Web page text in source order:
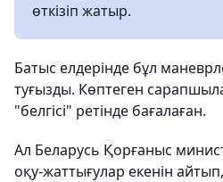
өткізіп жатыр.
Батыс елдерінде бұл
туғызды. Көптеген
"белгісі" ретінде бағалаған.
Ал Беларусь Қорғаныс
оқу-жаттығулар екенін